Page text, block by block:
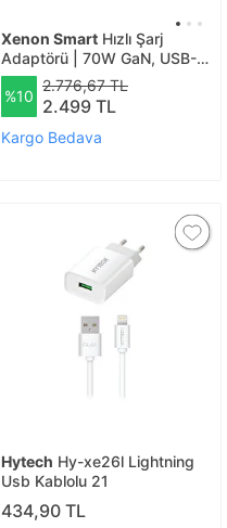
Xenon Smart Hızlı Şarj
Adaptörü | 70W GaN, USB-C
& USB-A, Dahili Type-C
Kablo, PD PPS, Dijital Ekran
(X6413) 1072 Siyah
%10
2.776,67 TL
2.499 TL
Kargo Bedava
Hytech Hy-xe26l Lightning
Usb Kablolu 21
434,90 TL